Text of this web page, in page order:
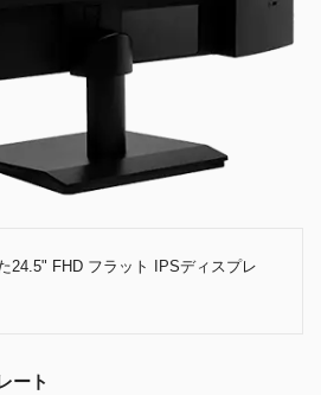
24.5" FHD フラット IPSディスプレ
ート